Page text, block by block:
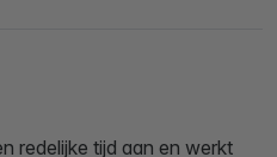
redelijke tijd aan en werkt